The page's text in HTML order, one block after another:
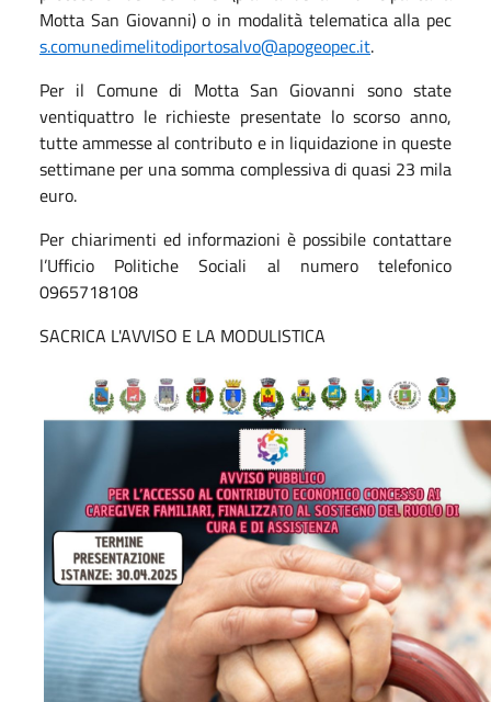
Motta San Giovanni) o in modalità telematica alla pec
s.comunedimelitodiportosalvo@apogeopec.it.
Per il Comune di Motta San Giovanni sono state
ventiquattro le richieste presentate lo scorso anno,
tutte ammesse al contributo e in liquidazione in queste
settimane per una somma complessiva di quasi 23 mila
euro.
Per chiarimenti ed informazioni è possibile contattare
l’Ufficio Politiche Sociali al numero telefonico
0965718108
SACRICA L'AVVISO E LA MODULISTICA